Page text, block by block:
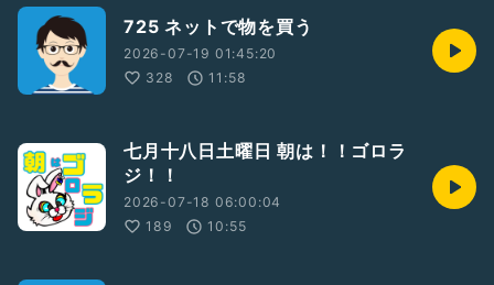
725 ネットで物を買う
2026-07-19 01:45:20
328
11:58
七月十八日土曜日 朝は！！ゴロラ
ジ！！
2026-07-18 06:00:04
189
10:55